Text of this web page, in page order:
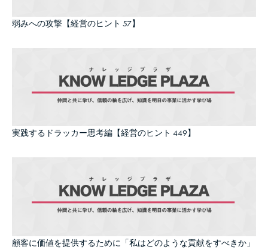
弱みへの攻撃【経営のヒント 57】
実践するドラッカー思考編【経営のヒント 449】
顧客に価値を提供するために「私はどのような貢献をすべきか」